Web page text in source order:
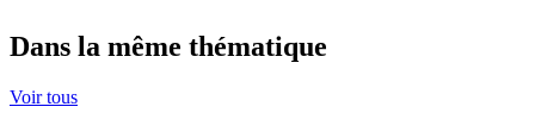
Dans la même thématique
Voir tous